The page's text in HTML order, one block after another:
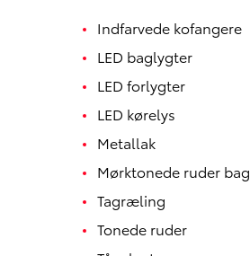
Indfarvede kofangere
LED baglygter
LED forlygter
LED kørelys
Metallak
Mørktonede ruder bag
Tagræling
Tonede ruder